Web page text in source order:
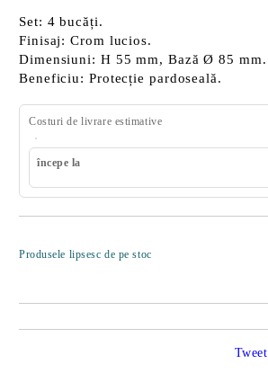
Set: 4 bucăți.
Finisaj: Crom lucios.
Dimensiuni: H 55 mm, Bază Ø 85 mm.
Beneficiu: Protecție pardoseală.
Costuri de livrare estimative
începe la
Produsele lipsesc de pe stoc
Tweet